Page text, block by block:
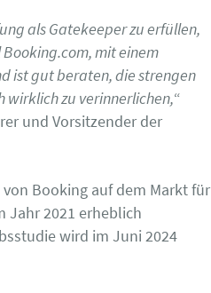
als Gatekeeper zu erfüllen,
mit einem
ist gut beraten, die strengen
wirklich zu verinnerlichen,“
und Vorsitzender der
Booking auf dem Markt für
Jahr 2021 erheblich
wird im Juni 2024